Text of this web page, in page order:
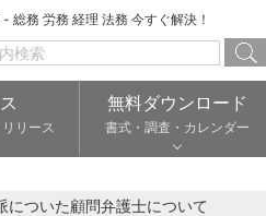
総務 労務 経理 法務 今すぐ解決！
リース
無料ダウンロード
書式・調査・カレンダー
についた顧問弁護士について